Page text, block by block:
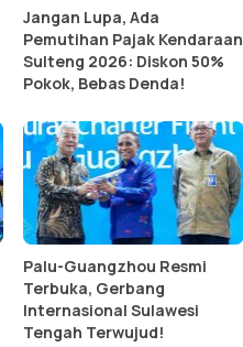
Jangan Lupa, Ada
Pemutihan Pajak Kendaraan
Sulteng 2026: Diskon 50%
Pokok, Bebas Denda!
Palu-Guangzhou Resmi
Terbuka, Gerbang
Internasional Sulawesi
Tengah Terwujud!